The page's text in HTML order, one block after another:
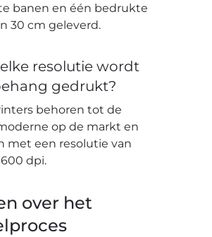
banen en één bedrukte
30 cm geleverd.
resolutie wordt
gedrukt?
behoren tot de
op de markt en
met een resolutie van
dpi.
over het